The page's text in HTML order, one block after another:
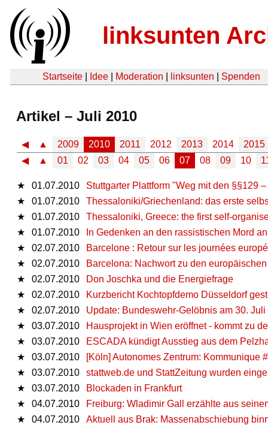
linksunten
Startseite Idee Moderation linksunten Spenden
Artikel – Juli 2010
◀ ▲ 2009 2010 2011 2012 2013 2014
2015
◀
▲ 01 02 03 04 05 06 07 08 09 10
★ 01.07.2010
Stuttgarter Plattform "Weg mit den §§129
★
01.07.2010
Thessaloniki/Griechenland: das erste
★
01.07.2010
Thessaloniki, Greece: the first self-
★
01.07.2010
In Gedenken an den rassistischen Mord
★
02.07.2010
Barcelone : Retour sur les journées
★
02.07.2010
Barcelona: Nachwort zu den
★
02.07.2010
Don Joschka und die Energiefrage
★
02.07.2010
Kurzbericht Kochtopfdemo Düsseldorf
★
02.07.2010
Update: Bundeswehr-Gelöbnis am 30.
★
03.07.2010
Hausprojekt in Wien eröffnet - kommt zu
★
03.07.2010
ESCADA kündigt Ausstieg aus dem
★
03.07.2010
[Köln] Autonomes Zentrum: Kommunique
★
03.07.2010
stattweb.de und StattZeitung wurden
★
03.07.2010
Blockaden in Frankfurt
★
04.07.2010
Freiburg: Wladimir Gall erzählte aus
★
04.07.2010
Aktuell aus Brak: Massenabschiebung